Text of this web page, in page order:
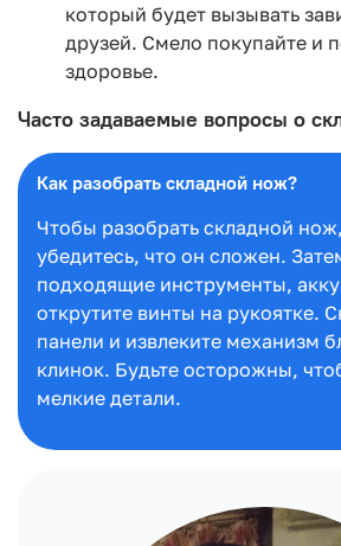
который будет вызывать
друзей. Смело покупайте и
здоровье.
Часто задаваемые вопросы о
Как разобрать складной нож?
Чтобы разобрать складной
убедитесь, что он сложен.
подходящие инструменты,
открутите винты на рукоятке.
панели и извлеките механизм
клинок. Будьте осторожны,
мелкие детали.